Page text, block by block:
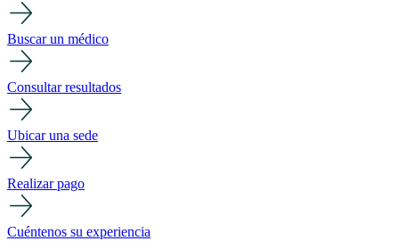
Buscar un médico
Consultar resultados
Ubicar una sede
Realizar pago
Cuéntenos su experiencia